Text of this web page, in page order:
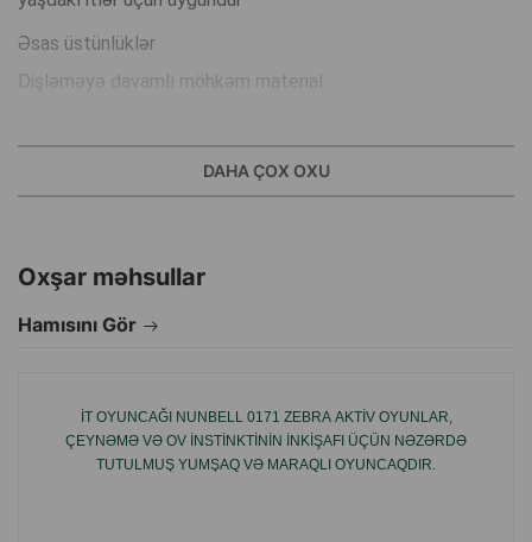
Əsas üstünlüklər
Dişləməyə davamlı möhkəm material
Təlim və aktivlik üçün əladır
Ölçü 6×43 sm.
Material:rezin ip.
İstehsal ölkəsi:Çin.
DAHA ÇOX OXU
Oxşar məhsullar
Hamısını Gör
İT OYUNCAĞI NUNBELL 0171 ZEBRА AKTIV OYUNLAR,
ÇEYNƏMƏ VƏ OV INSTINKTININ INKIŞAFI ÜÇÜN NƏZƏRDƏ
TUTULMUŞ YUMŞAQ VƏ MARAQLI OYUNCAQDIR.